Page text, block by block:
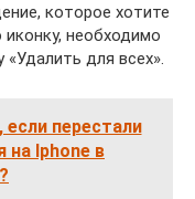
которое хотите
необходимо
для всех».
перестали
на Iphone в